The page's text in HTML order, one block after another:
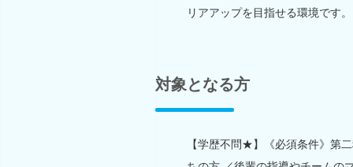
リアアップを目指せる環境です。
対象となる方
【学歴不問★】《必須条件》第